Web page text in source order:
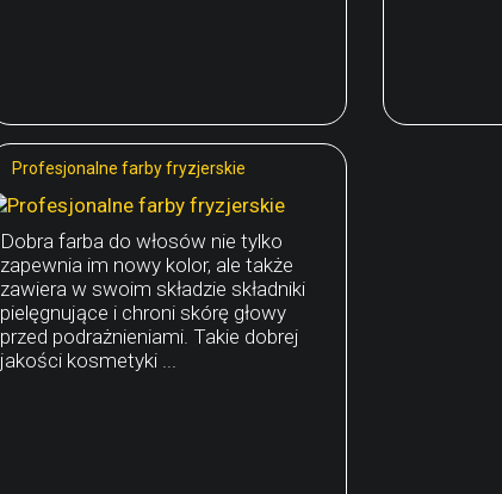
Profesjonalne farby fryzjerskie
Dobra farba do włosów nie tylko
zapewnia im nowy kolor, ale także
zawiera w swoim składzie składniki
pielęgnujące i chroni skórę głowy
przed podrażnieniami. Takie dobrej
jakości kosmetyki ...